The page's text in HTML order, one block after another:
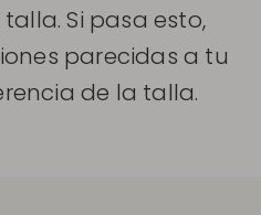
Si pasa esto,
parecidas a tu
de la talla.